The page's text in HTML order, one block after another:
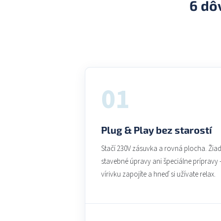
6
01
Plug & Play bez starostí
Stačí 230V zásuvka a rovná plocha.
stavebné úpravy ani špeciálne prípravy
vírivku zapojíte a hneď si užívate relax.